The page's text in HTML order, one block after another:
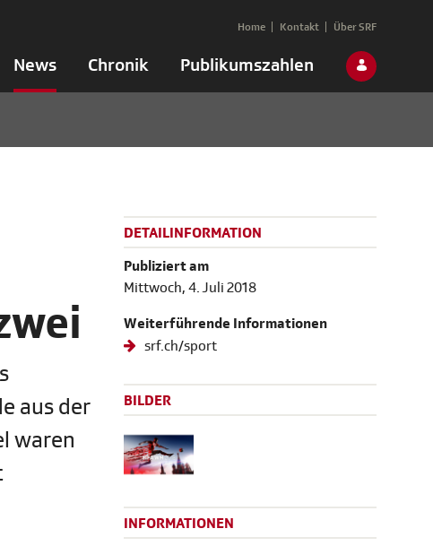
News Chronik Publikumszahlen
Home Kontakt Über SRF
aus der
waren
DETAILINFORMATION
Publiziert am
Mittwoch, 4. Juli 2018
Weiterführende Informationen
srf.ch/sport
BILDER
INFORMATIONEN